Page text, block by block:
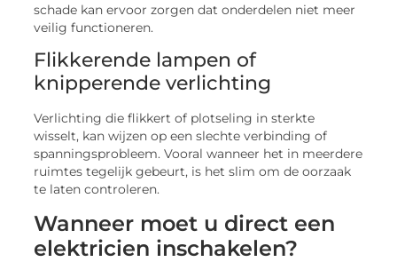
schade kan ervoor zorgen dat onderdelen niet meer
veilig functioneren.
Flikkerende lampen of
knipperende verlichting
Verlichting die flikkert of plotseling in sterkte
wisselt, kan wijzen op een slechte verbinding of
spanningsprobleem. Vooral wanneer het in meerdere
ruimtes tegelijk gebeurt, is het slim om de oorzaak
te laten controleren.
Wanneer moet u direct een
elektricien inschakelen?